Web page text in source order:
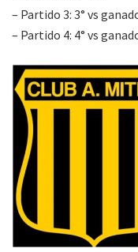
– Partido 3: 3° vs
– Partido 4: 4° vs